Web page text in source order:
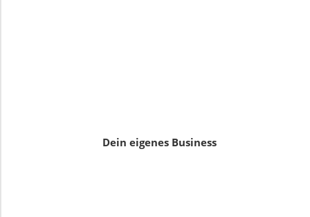
Dein eigenes Business